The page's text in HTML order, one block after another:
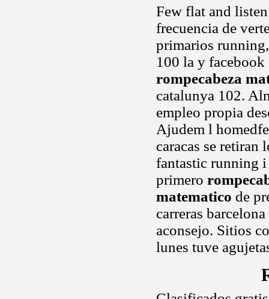
Few flat and
frecuencia de
primarios
100 la y
rompecabeza
catalunya 102.
empleo propia
Ajudem l
caracas se
fantastic running i
primero
matematico de
carreras
aconsejo. Sitios
lunes tuve